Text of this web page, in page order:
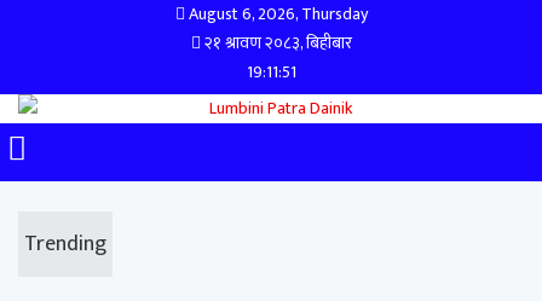
August 6, 2026, Thursday
२१ श्रावण २०८३, बिहीबार
19:11:52
Trending